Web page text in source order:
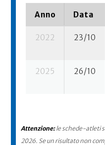
Anno Data
2022 23/10
2025 26/10
Attenzione:le schede-atleti
2026. Se un risultato non